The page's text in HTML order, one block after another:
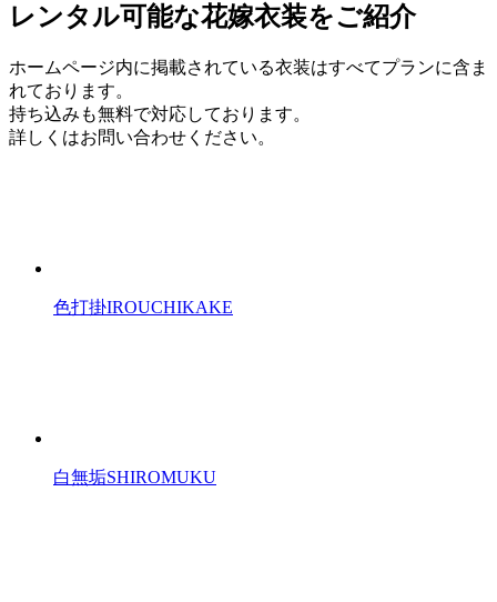
レンタル可能な花嫁衣装をご紹介
ホームページ内に掲載されている衣装はすべてプランに含ま
れております。
持ち込みも無料で対応しております。
詳しくはお問い合わせください。
色打掛IROUCHIKAKE
白無垢SHIROMUKU